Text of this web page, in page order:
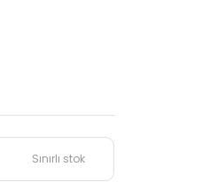
Sınırlı stok